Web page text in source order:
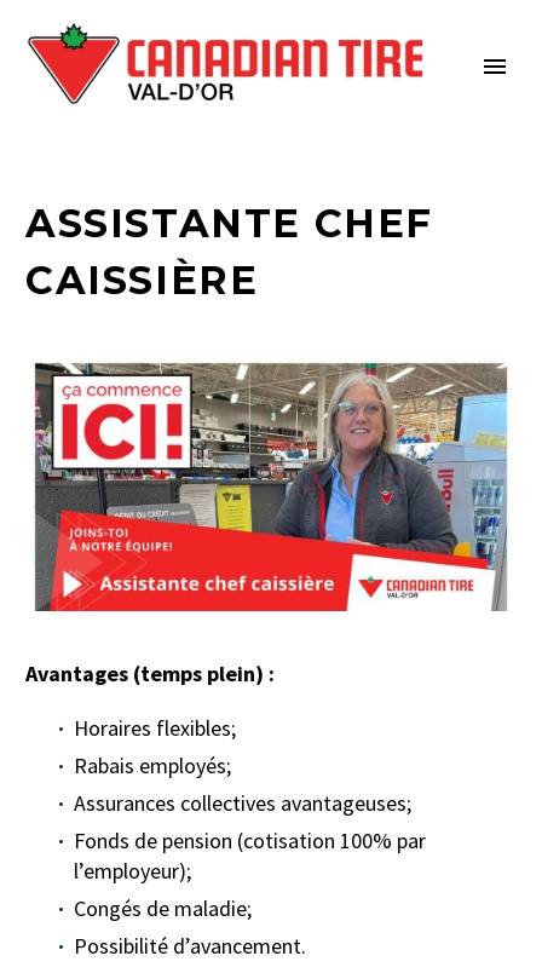
ASSISTANTE CHEF
CAISSIÈRE
Avantages (temps plein) :
Horaires flexibles;
Rabais employés;
Assurances collectives avantageuses;
Fonds de pension (cotisation 100% par
l’employeur);
Congés de maladie;
Possibilité d’avancement.